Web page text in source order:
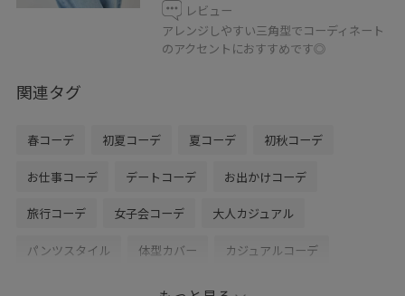
レビュー
アレンジしやすい三角型でコーディネート
のアクセントにおすすめです◎
関連タグ
春コーデ 初夏コーデ 夏コーデ 初秋コーデ
お仕事コーデ デートコーデ お出かけコーデ
旅行コーデ 女子会コーデ 大人カジュアル
パンツスタイル 体型カバー カジュアルコーデ
きれいめコーデ